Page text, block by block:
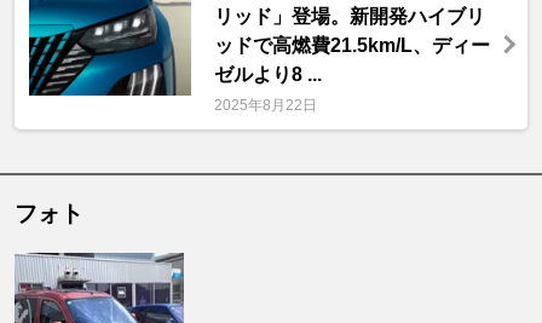
リッド」登場。新開発ハイブリ
ッドで高燃費21.5km/L、ディー
ゼルより8 ...
2025年8月22日
フォト